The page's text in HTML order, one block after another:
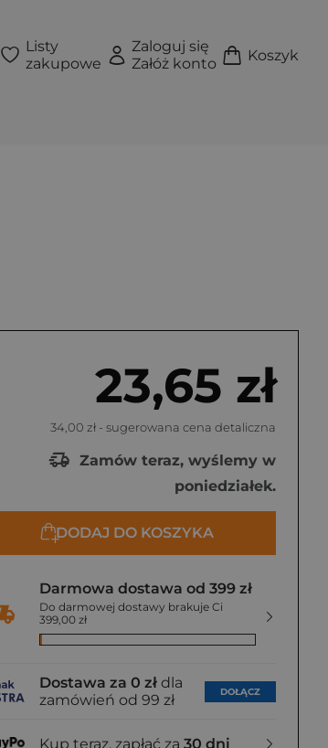
Listy
zakupowe
Zaloguj się
Załóż konto
Koszyk
23,65 zł
34,00 zł - sugerowana cena detaliczna
Zamów teraz, wyślemy w
poniedziałek.
DODAJ DO KOSZYKA
Darmowa dostawa od 399 zł
Do darmowej dostawy brakuje Ci
399,00 zł
Dostawa za 0 zł dla
zamówień od 99 zł
DOŁĄCZ
Kup teraz, zapłać za 30 dni